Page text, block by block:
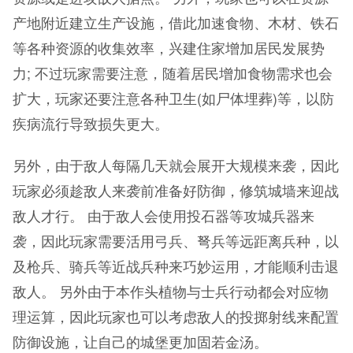
产地附近建立生产设施，借此加速食物、木材、铁石
等各种资源的收集效率，兴建住家增加居民发展势
力; 不过玩家需要注意，随着居民增加食物需求也会
扩大，玩家还要注意各种卫生(如尸体埋葬)等，以防
疾病流行导致损失更大。
另外，由于敌人每隔几天就会展开大规模来袭，因此
玩家必须趁敌人来袭前准备好防御，修筑城墙来迎战
敌人才行。 由于敌人会使用投石器等攻城兵器来
袭，因此玩家需要活用弓兵、弩兵等远距离兵种，以
及枪兵、骑兵等近战兵种来巧妙运用，才能顺利击退
敌人。 另外由于本作头植物与士兵行动都会对应物
理运算，因此玩家也可以考虑敌人的投掷射线来配置
防御设施，让自己的城堡更加固若金汤。